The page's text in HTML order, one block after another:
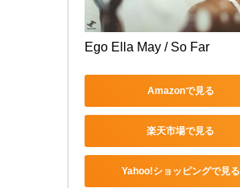
Ego Ella May / So Far
Amazonで見る
楽天市場で見る
Yahoo!ショッピングで見る